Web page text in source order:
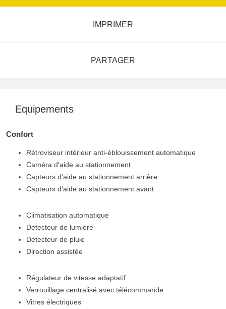
IMPRIMER
PARTAGER
Equipements
Confort
Rétroviseur intérieur anti-éblouissement automatique
Caméra d'aide au stationnement
Capteurs d'aide au stationnement arrière
Capteurs d'aide au stationnement avant
Climatisation automatique
Détecteur de lumière
Détecteur de pluie
Direction assistée
Régulateur de vitesse adaptatif
Verrouillage centralisé avec télécommande
Vitres électriques